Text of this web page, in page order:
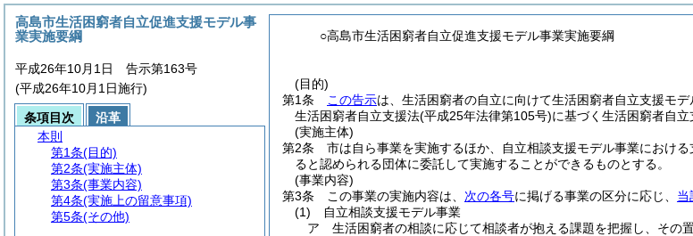
○高島市生活困窮者自立促進支援モデル事業実施要綱
(目的)
第1条
この告示は、生活困窮者の自立に向けて生活困窮者自立支援モ
生活困窮者自立支援法(平成25年法律第105号)に基づく生活困窮者自立
(実施主体)
第2条
市は自ら事業を実施するほか、自立相談支援モデル事業におけ
ると認められる団体に委託して実施することができるものとする。
(事業内容)
第3条
この事業の実施内容は、 次の各号に掲げる事業の区分に応じ、 当
(1)
自立相談支援モデル事業
ア
生活困窮者の相談に応じて相談者が抱える課題を把握し、その
高島市生活困窮者自立促進支援モデル事
業実施要綱
平成26年10月1日 告示第163号
(平成26年10月1日施行)
条項目次
沿革
本則
第1条(目的)
第2条(実施主体)
第3条(事業内容)
第4条(実施上の留意事項)
第5条(その他)